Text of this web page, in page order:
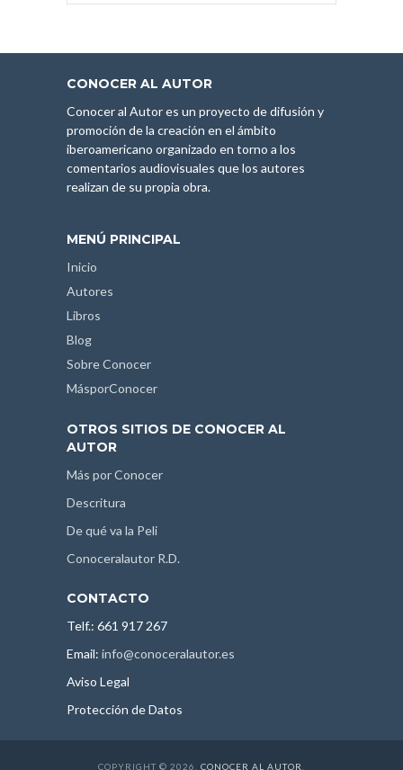
CONOCER AL AUTOR
Conocer al Autor es un proyecto de difusión y
promoción de la creación en el ámbito
iberoamericano organizado en torno a los
comentarios audiovisuales que los autores
realizan de su propia obra.
MENÚ PRINCIPAL
Inicio
Autores
Libros
Blog
Sobre Conocer
MásporConocer
OTROS SITIOS DE CONOCER AL
AUTOR
Más por Conocer
Descritura
De qué va la Peli
Conoceralautor R.D.
CONTACTO
Telf.: 661 917 267
Email: info@conoceralautor.es
Aviso Legal
Protección de Datos
COPYRIGHT © 2026. CONOCER AL AUTOR